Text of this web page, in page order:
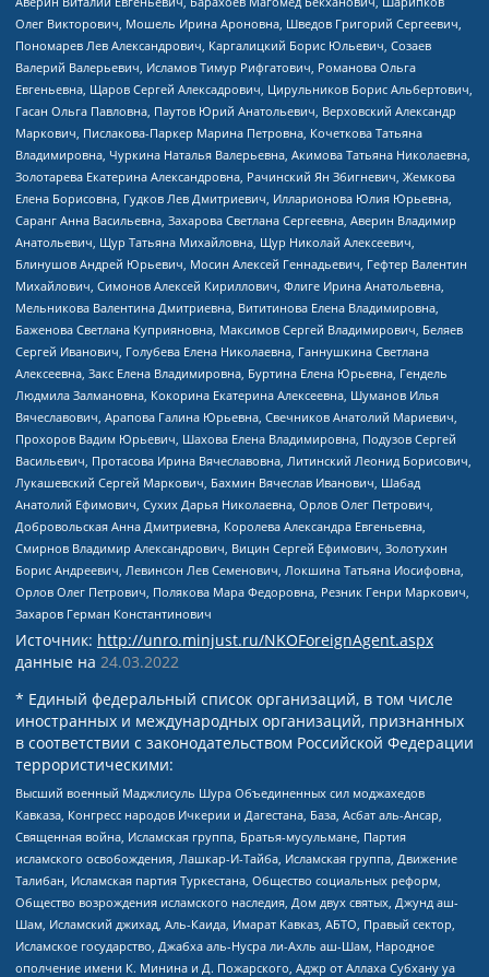
Олег Викторович, Мошель Ирина Ароновна, Шведов Григорий Сергеевич,
Пономарев Лев Александрович, Каргалицкий Борис Юльевич, Созаев
Валерий Валерьевич, Исламов Тимур Рифгатович, Романова Ольга
Евгеньевна, Щаров Сергей Алексадрович, Цирульников Борис Альбертович,
Гасан Ольга Павловна, Паутов Юрий Анатольевич, Верховский Александр
Маркович, Пислакова-Паркер Марина Петровна, Кочеткова Татьяна
Владимировна, Чуркина Наталья Валерьевна, Акимова Татьяна Николаевна,
Золотарева Екатерина Александровна, Рачинский Ян Збигневич, Жемкова
Елена Борисовна, Гудков Лев Дмитриевич, Илларионова Юлия Юрьевна,
Саранг Анна Васильевна, Захарова Светлана Сергеевна, Аверин Владимир
Анатольевич, Щур Татьяна Михайловна, Щур Николай Алексеевич,
Блинушов Андрей Юрьевич, Мосин Алексей Геннадьевич, Гефтер Валентин
Михайлович, Симонов Алексей Кириллович, Флиге Ирина Анатольевна,
Мельникова Валентина Дмитриевна, Вититинова Елена Владимировна,
Баженова Светлана Куприяновна, Максимов Сергей Владимирович, Беляев
Сергей Иванович, Голубева Елена Николаевна, Ганнушкина Светлана
Алексеевна, Закс Елена Владимировна, Буртина Елена Юрьевна, Гендель
Людмила Залмановна, Кокорина Екатерина Алексеевна, Шуманов Илья
Вячеславович, Арапова Галина Юрьевна, Свечников Анатолий Мариевич,
Прохоров Вадим Юрьевич, Шахова Елена Владимировна, Подузов Сергей
Васильевич, Протасова Ирина Вячеславовна, Литинский Леонид Борисович,
Лукашевский Сергей Маркович, Бахмин Вячеслав Иванович, Шабад
Анатолий Ефимович, Сухих Дарья Николаевна, Орлов Олег Петрович,
Добровольская Анна Дмитриевна, Королева Александра Евгеньевна,
Смирнов Владимир Александрович, Вицин Сергей Ефимович, Золотухин
Борис Андреевич, Левинсон Лев Семенович, Локшина Татьяна Иосифовна,
Орлов Олег Петрович, Полякова Мара Федоровна, Резник Генри Маркович,
Захаров Герман Константинович
Источник: http://unro.minjust.ru/NKOForeignAgent.aspx
данные на 24.03.2022
* Единый федеральный список организаций, в том числе
иностранных и международных организаций, признанных
в соответствии с законодательством Российской Федерации
террористическими:
Высший военный Маджлисуль Шура Объединенных сил моджахедов
Кавказа, Конгресс народов Ичкерии и Дагестана, База, Асбат аль-Ансар,
Священная война, Исламская группа, Братья-мусульмане, Партия
исламского освобождения, Лашкар-И-Тайба, Исламская группа, Движение
Талибан, Исламская партия Туркестана, Общество социальных реформ,
Общество возрождения исламского наследия, Дом двух святых, Джунд аш-
Шам, Исламский джихад, Аль-Каида, Имарат Кавказ, АБТО, Правый сектор,
Исламское государство, Джабха аль-Нусра ли-Ахль аш-Шам, Народное
ополчение имени К. Минина и Д. Пожарского, Аджр от Аллаха Субхану уа